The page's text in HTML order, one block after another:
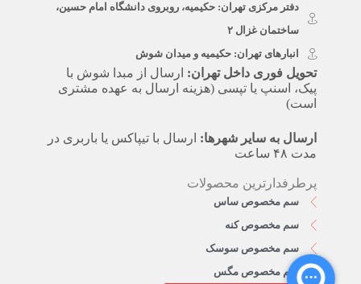
دفتر مرکزی تهران: حکیمیه، روبروی دانشگاه امام حسین،
ساختمان غزال ۲
انبارهای تهران: حکیمیه و میدان شوش
تحویل فوری داخل تهران: ارسال از مبدا شوش با
پیک، اسنپ یا تپسی (هزینه ارسال به عهده مشتری
است)
ارسال به سایر شهرها: ارسال با تیپاکس یا باربری در
مدت ۴۸ ساعت
پرطرفدارترین محصولات
سم مخصوص ساس
سم مخصوص کنه
سم مخصوص سوسک
سم مخصوص مگس